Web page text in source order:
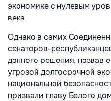
экономике с нулевым
века.
Однако в самих
сенаторов-
данного решения, назвав
угрозой долгосрочной
национальной
призвали главу Белого